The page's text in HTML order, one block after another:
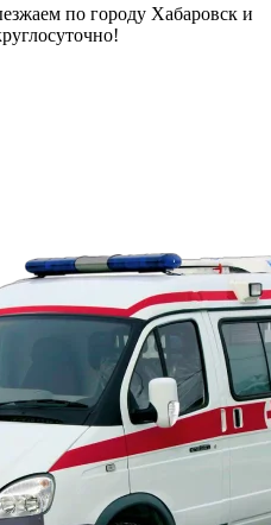
по городу Хабаровск и